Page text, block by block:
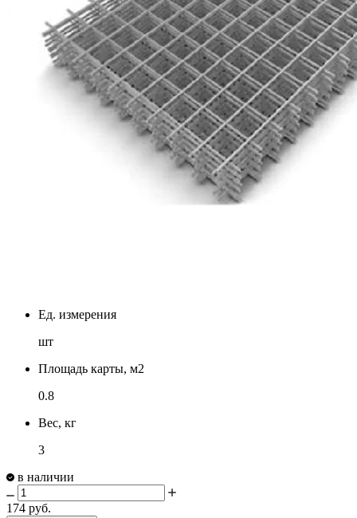
Ед. измерения
шт
Площадь карты, м2
0.8
Вес, кг
3
в наличии
174 руб.